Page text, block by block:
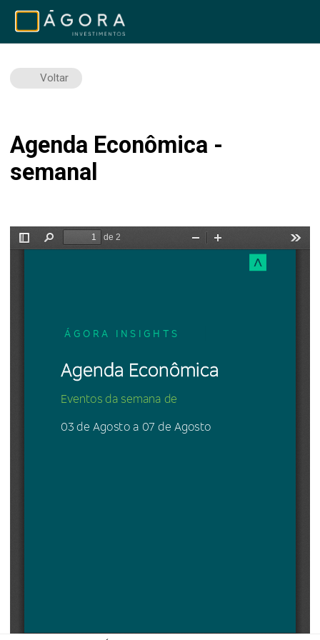
Voltar
Agenda Econômica -
semanal